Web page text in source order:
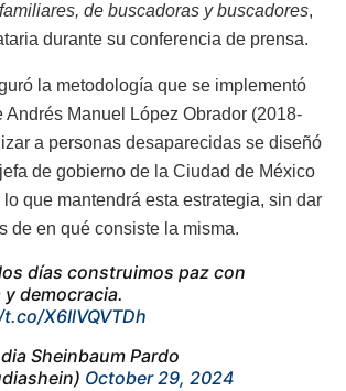
de buscadoras y buscadores,
durante su conferencia de prensa.
la metodología que se implementó
Andrés Manuel López Obrador (2018-
a personas desaparecidas se diseñó
de gobierno de la Ciudad de México
que mantendrá esta estrategia, sin dar
de en qué consiste la misma.
días construimos paz con
democracia.
X6IlVQVTDh
Sheinbaum Pardo
October 29, 2024